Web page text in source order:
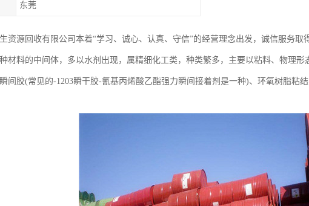
东莞
资源回收有限公司本着“学习、诚心、认真、守信”的经营理念出发，诚信服务取
材料的中间体，多以水剂出现，属精细化工类，种类繁多，主要以粘料、物理
间胶(常见的-1203瞬干胶-氰基丙烯酸乙酯强力瞬间接着剂是一种)、环氧树脂粘